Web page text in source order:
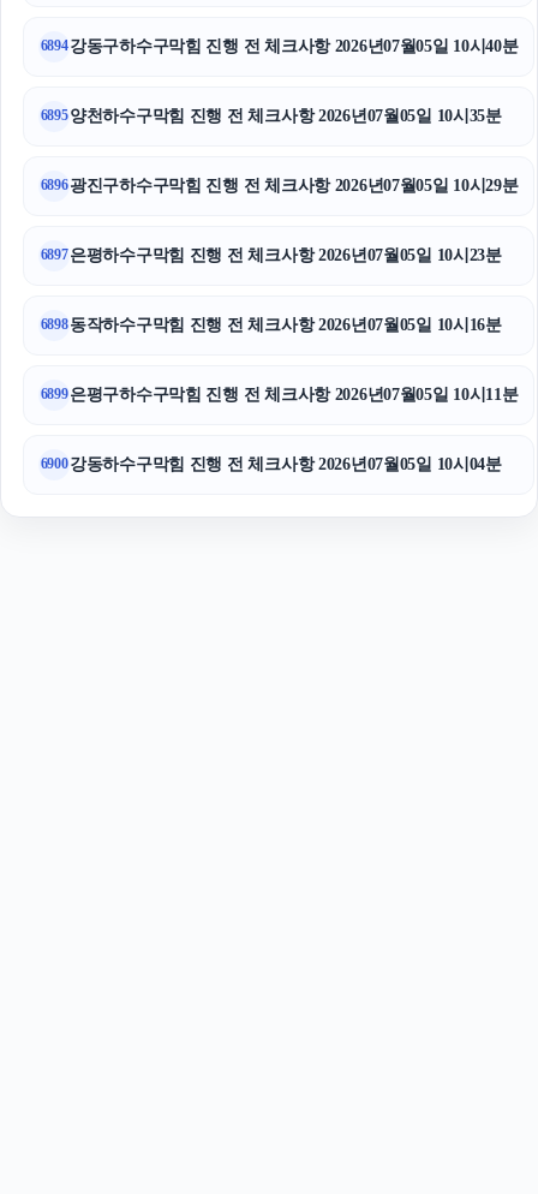
소액결제현금화
6894강동구하수구막힘 진행 전 체크사항 2026년07월05일 10시40분
6895양천하수구막힘 진행 전 체크사항 2026년07월05일 10시35분
6896광진구하수구막힘 진행 전 체크사항 2026년07월05일 10시29분
6897은평하수구막힘 진행 전 체크사항 2026년07월05일 10시23분
6898동작하수구막힘 진행 전 체크사항 2026년07월05일 10시16분
6899은평구하수구막힘 진행 전 체크사항 2026년07월05일 10시11분
6900강동하수구막힘 진행 전 체크사항 2026년07월05일 10시04분